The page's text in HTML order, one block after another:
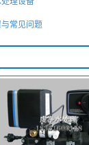
常见问题